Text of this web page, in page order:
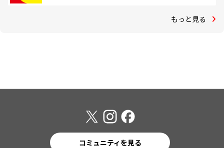
もっと見る
コミュニティを見る